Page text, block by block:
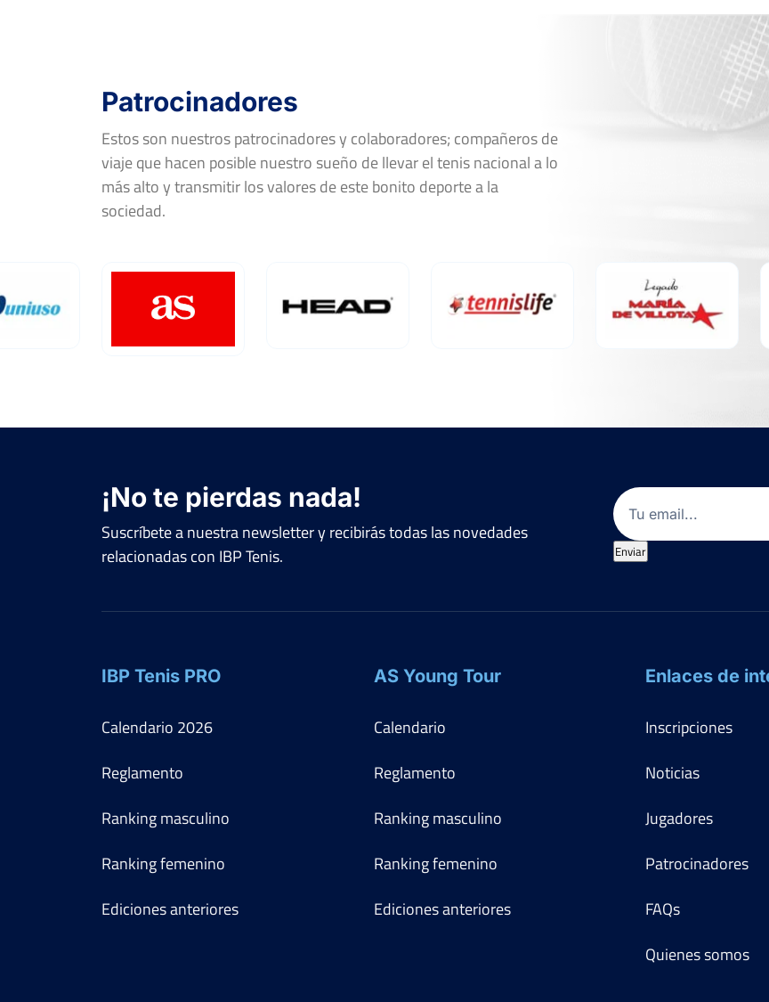
Patrocinadores
Estos son nuestros patrocinadores y colaboradores; compañeros de
viaje que hacen posible nuestro sueño de llevar el tenis nacional a lo
más alto y transmitir los valores de este bonito deporte a la
sociedad.
¡No te pierdas nada!
Suscríbete a nuestra newsletter y recibirás todas las novedades
relacionadas con IBP Tenis.
Email
Enviar
IBP Tenis PRO
Calendario 2026
Reglamento
Ranking masculino
Ranking femenino
Ediciones anteriores
AS Young Tour
Calendario
Reglamento
Ranking masculino
Ranking femenino
Ediciones anteriores
Enlaces de
Inscripciones
Noticias
Jugadores
Patrocinadores
FAQs
Quienes somos